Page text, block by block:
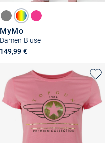
MyMo
Damen Bluse
149,99 €